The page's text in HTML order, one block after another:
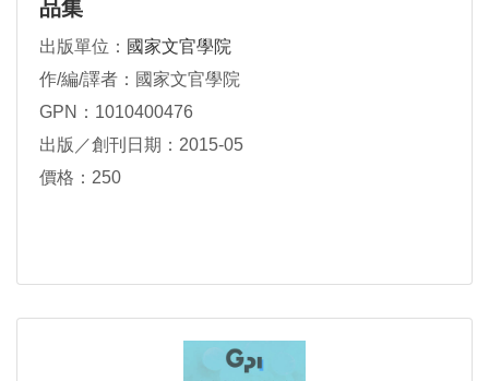
品集
出版單位： 國家文官學院
作/編/譯者：國家文官學院
GPN：1010400476
出版／創刊日期：2015-05
價格：250